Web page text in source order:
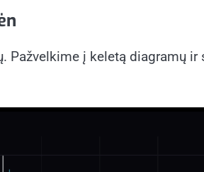
į keletą diagramų ir